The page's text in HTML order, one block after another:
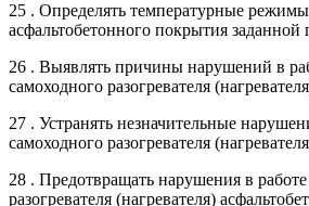
25 . Определять температурные режимы
асфальтобетонного покрытия заданной
26 . Выявлять причины нарушений в
самоходного разогревателя
27 . Устранять незначительные
самоходного разогревателя
28 . Предотвращать нарушения в
разогревателя (нагревателя)